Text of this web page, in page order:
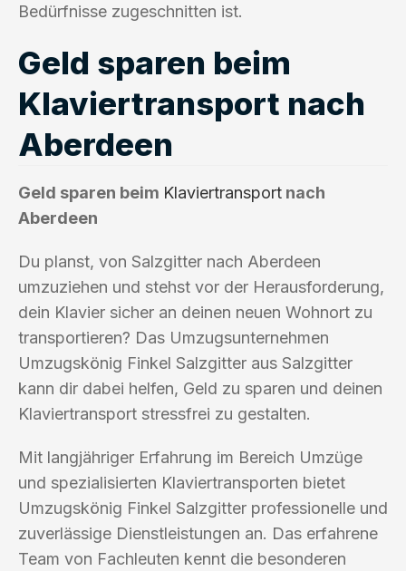
Bedürfnisse zugeschnitten ist.
Geld sparen beim
Klaviertransport nach
Aberdeen
Geld sparen beim Klaviertransport nach
Aberdeen
Du planst, von Salzgitter nach Aberdeen
umzuziehen und stehst vor der Herausforderung,
dein Klavier sicher an deinen neuen Wohnort zu
transportieren? Das Umzugsunternehmen
Umzugskönig Finkel Salzgitter aus Salzgitter
kann dir dabei helfen, Geld zu sparen und deinen
Klaviertransport stressfrei zu gestalten.
Mit langjähriger Erfahrung im Bereich Umzüge
und spezialisierten Klaviertransporten bietet
Umzugskönig Finkel Salzgitter professionelle und
zuverlässige Dienstleistungen an. Das erfahrene
Team von Fachleuten kennt die besonderen